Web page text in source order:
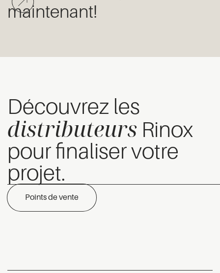
maintenant!
Découvrez les
distributeurs Rinox
pour finaliser votre
projet.
Points de vente